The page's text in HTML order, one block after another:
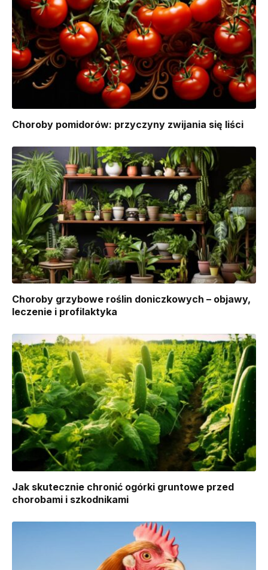
Choroby pomidorów: przyczyny zwijania się liści
Choroby grzybowe roślin doniczkowych – objawy,
leczenie i profilaktyka
Jak skutecznie chronić ogórki gruntowe przed
chorobami i szkodnikami